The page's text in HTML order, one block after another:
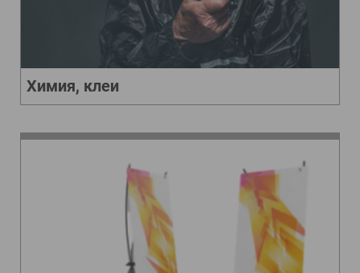
Химия, клеи